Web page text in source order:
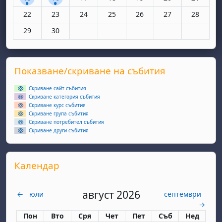
Няма събития, понеделник, 22 юни
22 Няма събития, вторник, 23 юни
23 Няма събития, сряда, 24 юни
24 Няма събития, четвъртък, 25 юни
25 Няма събития, петък, 26
26 Няма събития,
27 Няма
28
Няма събития, понеделник, 29 юни
29 Няма събития, вторник, 30 юни
30
Supplementary blocks
Прескочи Показване/скриване на събития
Показване/скриване на събития
Скриване сайт събития
Скриване категория събития
Скриване курс събития
Скриване група събития
Скриване потребител събития
Скриване други събития
Прескочи Календар
Календар
← юли август 2026
септември
→
Понеделник
Пон вторник
Вто сряда
Сря четвъртък
Чет петък
Пет събота
Съб неделя
Нед